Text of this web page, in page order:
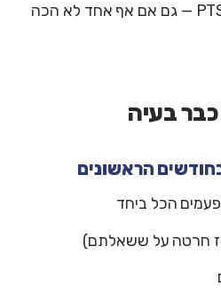
שהכי גורמים לתסמיני PTSD — גם אם אף אחד לא הכה
בעיה
הראשונים
הכל ביחד
חרטה על ששאלתם)